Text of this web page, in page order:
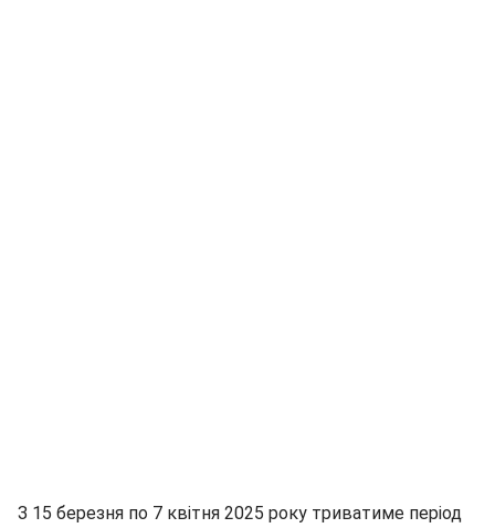
З 15 березня по 7 квітня 2025 року триватиме період